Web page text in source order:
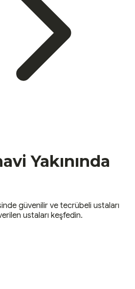
Yakınında
güvenilir ve tecrübeli ustaları
ustaları keşfedin.